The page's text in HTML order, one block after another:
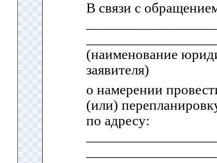
В связи с
(наименование
заявителя)
о намерении
(или)
по адресу: